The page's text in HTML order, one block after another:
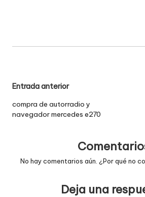
Navegación
de
entradas
Entrada anterior
compra de autorradio y
navegador mercedes e270
No hay comentarios aún. ¿Por qué no
Deja una